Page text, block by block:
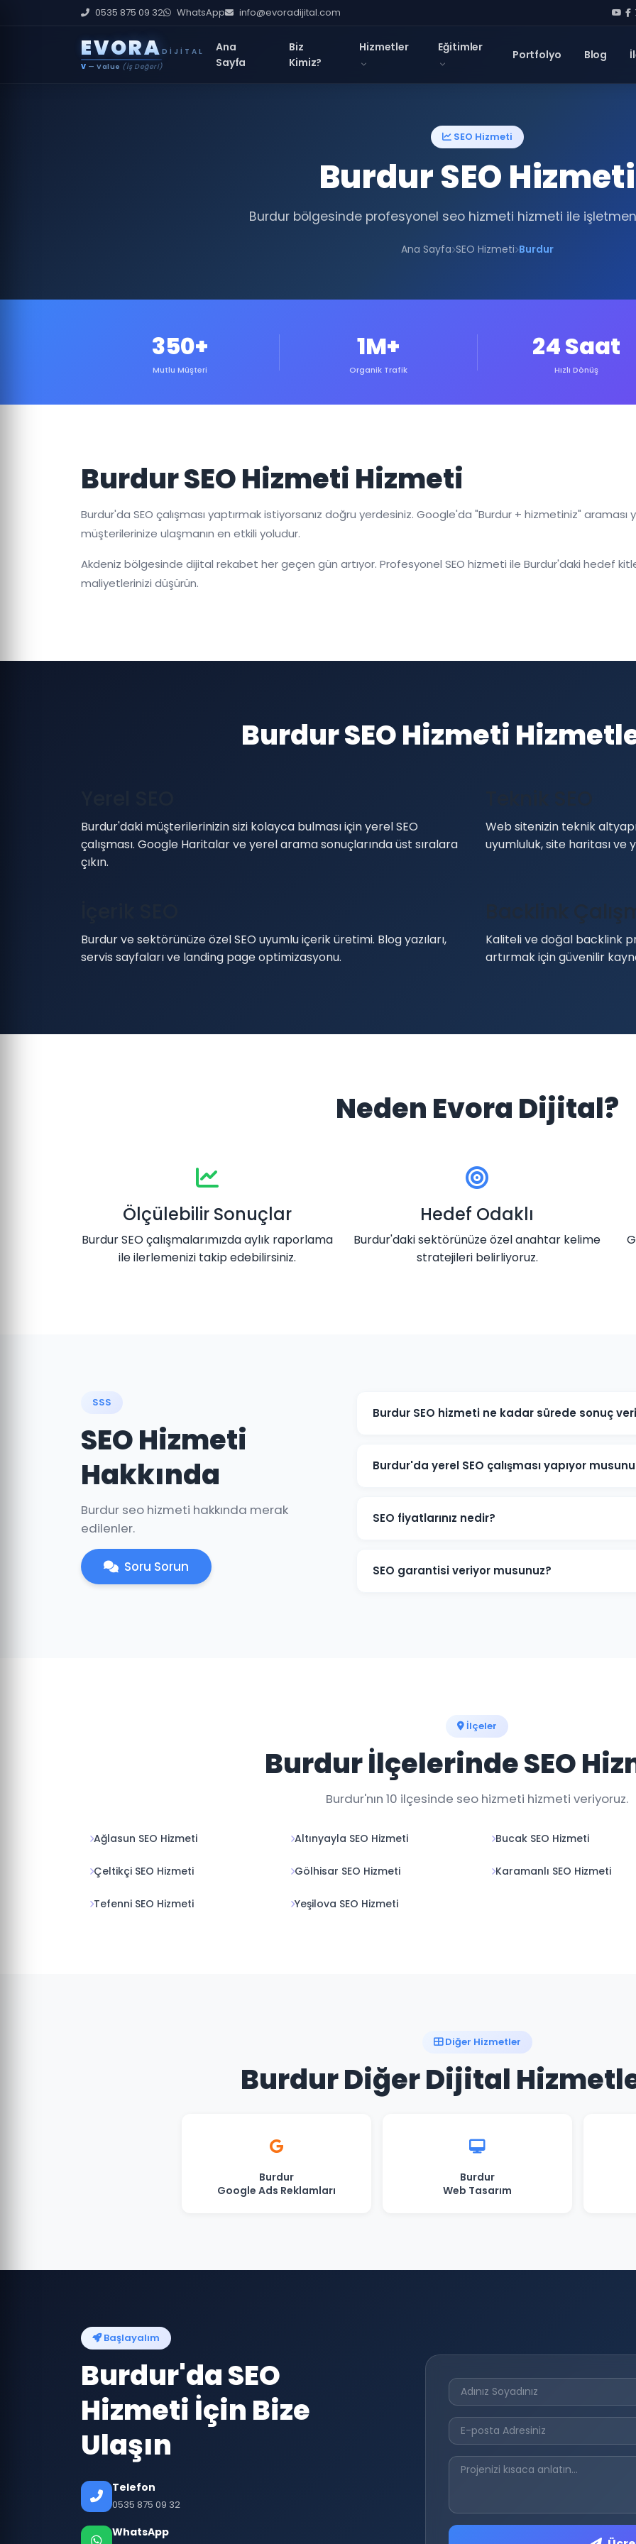
0535 875 09 32 WhatsApp info@evoradijital.com
EVORA DIJITAL
V — Value (İş Değeri)
Ana
Sayfa
Biz
Kimiz?
Hizmetler Eğitimler
Portfolyo Blog
SEO Hizmeti
Burdur SEO Hizmeti
Burdur bölgesinde profesyonel seo hizmeti hizmeti ile
Ana Sayfa SEO Hizmeti Burdur
350+
Mutlu Müşteri
1M+
Organik Trafik
24 Saat
Hızlı Dönüş
Burdur SEO Hizmeti Hizmeti
Burdur'da SEO çalışması yaptırmak istiyorsanız doğru yerdesiniz. Google'da "Burdur + hizmetiniz" araması
müşterilerinize ulaşmanın en etkili yoludur.
Akdeniz bölgesinde dijital rekabet her geçen gün artıyor. Profesyonel SEO hizmeti ile Burdur'daki hedef
maliyetlerinizi düşürün.
Burdur SEO Hizmeti
Burdur'daki müşterilerinizin sizi kolayca bulması için yerel SEO
çalışması. Google Haritalar ve yerel arama sonuçlarında üst sıralara
çıkın.
Web sitenizin teknik
uyumluluk, site haritası ve
Burdur ve sektörünüze özel SEO uyumlu içerik üretimi. Blog yazıları,
servis sayfaları ve landing page optimizasyonu.
Backlink
Kaliteli ve doğal backlink
artırmak için güvenilir
Neden Evora Dijital?
Ölçülebilir Sonuçlar
Burdur SEO çalışmalarımızda aylık raporlama
ile ilerlemenizi takip edebilirsiniz.
Hedef Odaklı
Burdur'daki sektörünüze özel anahtar kelime
stratejileri belirliyoruz.
SSS
SEO Hizmeti
Hakkında
Burdur seo hizmeti hakkında merak
edilenler.
Soru Sorun
Burdur SEO hizmeti ne kadar sürede sonuç
rekabet yoğunluğuna ve sektörünüze bağlı olarak bu
Burdur'da yerel SEO çalışması yapıyor
çalışması ve yerel dizin kayıtları dahil kapsamlı yerel
SEO fiyatlarınız nedir?
işletmeniz için ücretsiz SEO analizi yapıp size özel
SEO garantisi veriyor musunuz?
İlçeler
Burdur İlçelerinde SEO
Burdur'nın 10 ilçesinde seo hizmeti hizmeti veriyoruz.
Ağlasun SEO Hizmeti Altınyayla SEO Hizmeti Bucak SEO Hizmeti
Çeltikçi SEO Hizmeti Gölhisar SEO Hizmeti Karamanlı SEO Hizmeti
Tefenni SEO Hizmeti Yeşilova SEO Hizmeti
Diğer Hizmetler
Burdur Diğer Dijital
Burdur
Google Ads Reklamları
Burdur
Web Tasarım
Başlayalım
Burdur'da SEO
Hizmeti İçin Bize
Ulaşın
Telefon
0535 875 09 32
WhatsApp